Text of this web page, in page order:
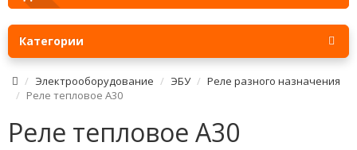
Категории
Электрооборудование ЭБУ
Реле разного назначения
Реле тепловое А30
Реле тепловое А30